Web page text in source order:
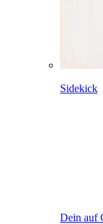
Sidekick
Dein auf